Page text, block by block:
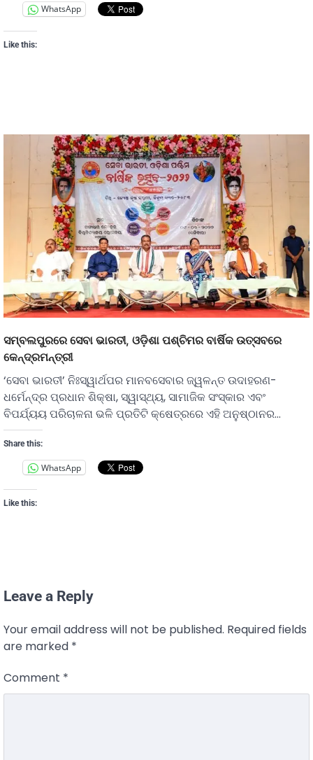
WhatsApp
Like this:
ସମ୍ବଲପୁରରେ ସେବା ଭାରତୀ, ଓଡ଼ିଶା ପଶ୍ଚିମର ବାର୍ଷିକ ଉତ୍ସବରେ
କେନ୍ଦ୍ରମନ୍ତ୍ରୀ
‘ସେବା ଭାରତୀ’ ନିଃସ୍ୱାର୍ଥପର ମାନବସେବାର ଜ୍ୱଳନ୍ତ ଉଦାହରଣ-
ଧର୍ମେନ୍ଦ୍ର ପ୍ରଧାନ ଶିକ୍ଷା, ସ୍ୱାସ୍ଥ୍ୟ, ସାମାଜିକ ସଂସ୍କାର ଏବଂ
ବିପର୍ଯ୍ୟୟ ପରିଚାଳନା ଭଳି ପ୍ରତିଟି କ୍ଷେତ୍ରରେ ଏହି ଅନୁଷ୍ଠାନର…
Share this:
WhatsApp
Like this:
Leave a Reply
Your email address will not be published. Required fields
are marked *
Comment *